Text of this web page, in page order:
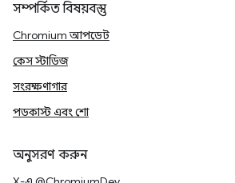
সম্পর্কিত বিষয়বস্তু
Chromium আপডেট
কেস স্টাডিজ
সংরক্ষণাগার
পডকাস্ট এবং শো
অনুসরণ করুন